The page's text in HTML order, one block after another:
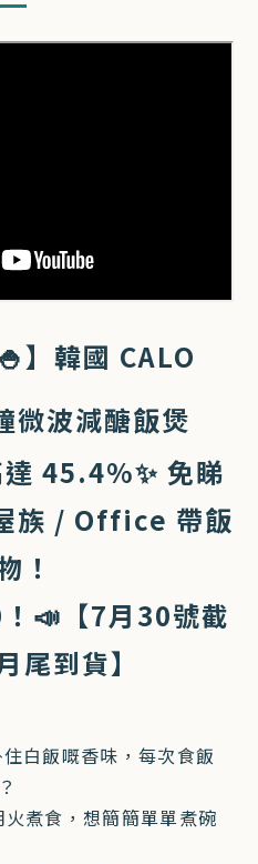
】韓國 CALO
微波減醣飯煲
45.4%✨ 免睇
族 / Office 帶飯
！
📣【7月30號截
尾到貨】
白飯嘅香味，每次食飯
煮食，想簡簡單單煮碗